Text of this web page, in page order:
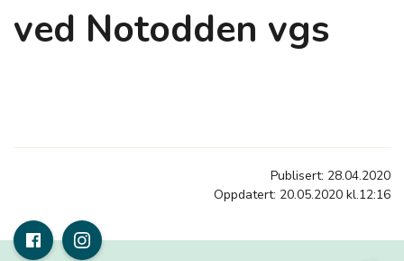
ved Notodden vgs
Publisert: 28.04.2020
Oppdatert: 20.05.2020 kl.12:16